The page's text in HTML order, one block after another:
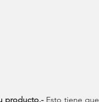
producto.- Esto tiene que